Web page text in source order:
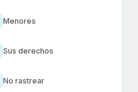
Menores
Sus derechos
No rastrear